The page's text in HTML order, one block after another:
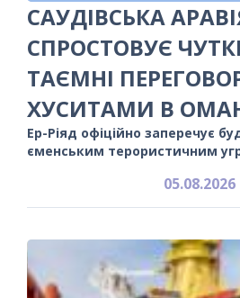
САУДІВСЬКА
СПРОСТОВУЄ
ТАЄМНІ
ХУСИТАМИ В
Ер-Ріяд офіційно заперечує
єменським терористичним
05.08.2026